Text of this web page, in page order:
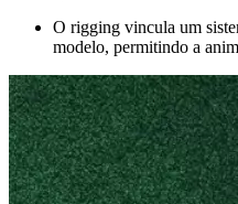
O rigging vincula um
modelo, permitindo a